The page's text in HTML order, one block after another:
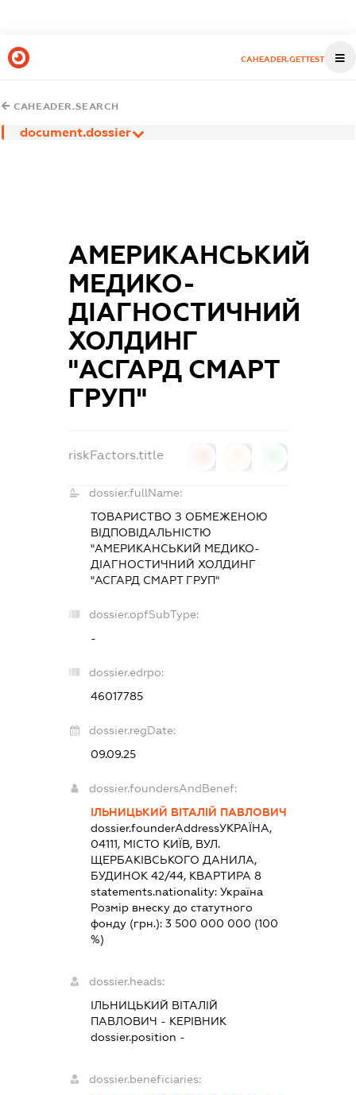
CAHEADER.GETTEST
CAHEADER.SEARCH
document.dossier
АМЕРИКАНСЬКИЙ
МЕДИКО-
ДІАГНОСТИЧНИЙ
ХОЛДИНГ
"АСГАРД СМАРТ
ГРУП"
riskFactors.title
dossier.fullName:
ТОВАРИСТВО З ОБМЕЖЕНОЮ
ВІДПОВІДАЛЬНІСТЮ
"АМЕРИКАНСЬКИЙ МЕДИКО-
ДІАГНОСТИЧНИЙ ХОЛДИНГ
"АСГАРД СМАРТ ГРУП"
dossier.opfSubType:
-
dossier.edrpo:
46017785
dossier.regDate:
09.09.25
dossier.foundersAndBenef:
ІЛЬНИЦЬКИЙ ВІТАЛІЙ ПАВЛОВИЧ
dossier.founderAddressУКРАЇНА,
04111, МІСТО КИЇВ, ВУЛ.
ЩЕРБАКІВСЬКОГО ДАНИЛА,
БУДИНОК 42/44, КВАРТИРА 8
statements.nationality:Україна
Розмір внеску до статутного
фонду (грн.):3 500 000 000 (100
%)
dossier.heads:
ІЛЬНИЦЬКИЙ ВІТАЛІЙ
ПАВЛОВИЧ - КЕРІВНИК
dossier.position -
dossier.beneficiaries: